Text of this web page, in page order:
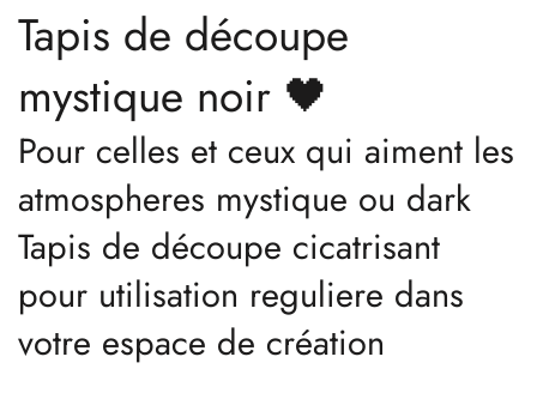
Tapis de découpe
mystique noir 🖤
Pour celles et ceux qui aiment les
atmospheres mystique ou dark
Tapis de découpe cicatrisant
pour utilisation reguliere dans
votre espace de création